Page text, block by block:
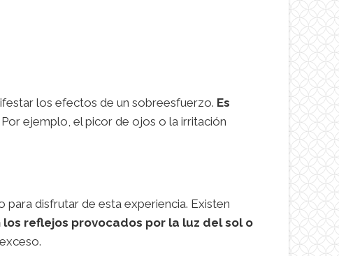
los efectos de un sobreesfuerzo. Es
Por ejemplo, el picor de ojos o la irritación
disfrutar de esta experiencia. Existen
reflejos provocados por la luz del sol o